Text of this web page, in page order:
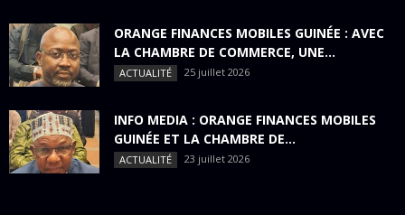
ORANGE FINANCES MOBILES GUINÉE : AVEC
LA CHAMBRE DE COMMERCE, UNE...
ACTUALITÉ 25 juillet 2026
INFO MEDIA : ORANGE FINANCES MOBILES
GUINÉE ET LA CHAMBRE DE...
ACTUALITÉ 23 juillet 2026